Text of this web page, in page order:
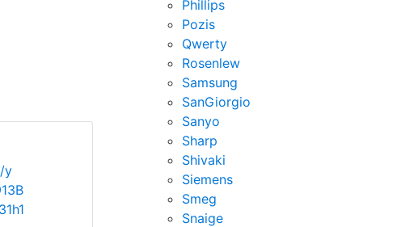
у
Phillips
Pozis
Qwerty
Rosenlew
Samsung
SanGiorgio
Sanyo
Sharp
Shivaki
Siemens
Smeg
Snaige